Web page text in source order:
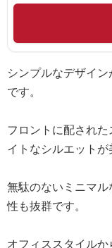
シンプルなデザイ
です。
フロントに配され
イトなシルエットが
無駄のないミニマ
性も抜群です。
オフィススタイルか